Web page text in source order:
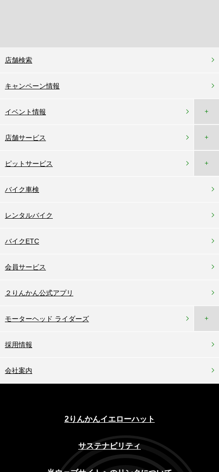
店舗検索
キャンペーン情報
イベント情報 ＋
店舗サービス ＋
ピットサービス ＋
バイク車検
レンタルバイク
バイクETC
会員サービス
２りんかん公式アプリ
モーターヘッド ライダーズ ＋
採用情報
会社案内
2りんかんイエローハット
サステナビリティ